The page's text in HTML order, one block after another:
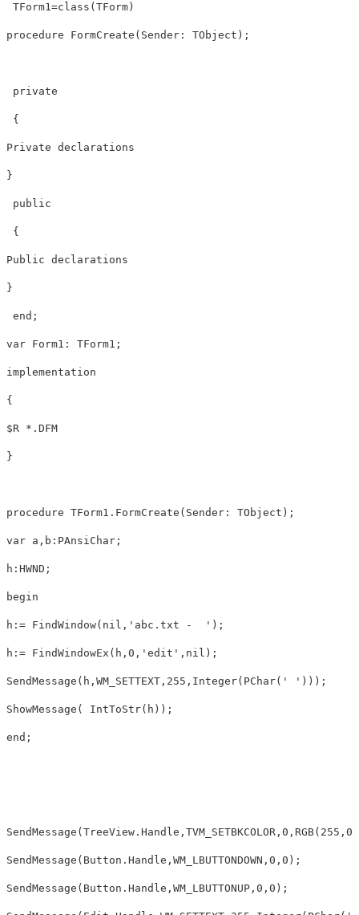
TForm1=class(TForm)
procedure FormCreate(Sender: TObject);
private
{
Private declarations
}
public
{
Public declarations
}
end;
var Form1: TForm1;
implementation
{
$R *.DFM
}
procedure TForm1.FormCreate(Sender: TObject);
var a,b:PAnsiChar;
h:HWND;
begin
h:= FindWindow(nil,'abc.txt -  ');
h:= FindWindowEx(h,0,'edit',nil);
SendMessage(h,WM_SETTEXT,255,Integer(PChar(' ')));
ShowMessage( IntToStr(h));
end;
SendMessage(Button.Handle,WM_LBUTTONDOWN,0,0);
SendMessage(Button.Handle,WM_LBUTTONUP,0,0);